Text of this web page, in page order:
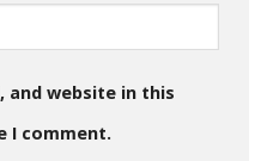
and website in this
I comment.